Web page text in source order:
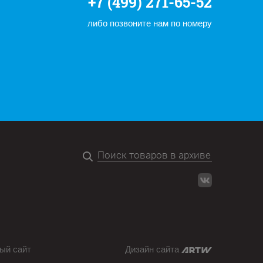
либо позвоните нам по номеру
сайт Дизайн сайта